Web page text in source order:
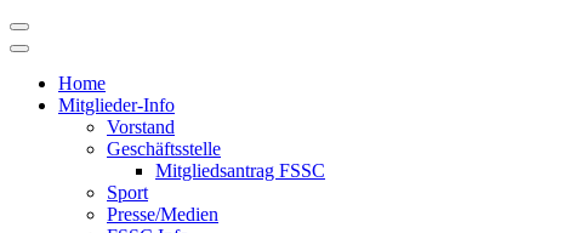
Skip
to
Home
Mitglieder-Info
Vorstand
Geschäftsstelle
Mitgliedsantrag FSSC
Sport
Presse/Medien